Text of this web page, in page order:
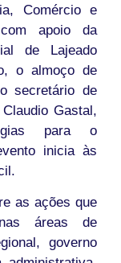
Comércio e
apoio da
de Lajeado
o almoço de
secretário de
Gastal,
para o
inicia às
as ações que
áreas de
governo